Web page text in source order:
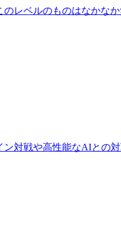
レベルのものはなかな
対戦や高性能なAIとの